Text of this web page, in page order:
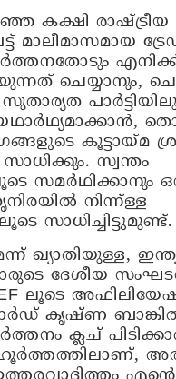
കക്ഷി രാഷ്ട്രീയ
മാലീമാസമായ
ചെയ്യാനും,
കൂട്ടായ്മ
സ്വന്തം
സമർഥിക്കാനും
നിന്ന്ള്ള
സാധിച്ചിട്ടുമുണ്ട്.
ഖ്യാതിയുള്ള,
ദേശീയ
ലൂടെ
കൃഷ്ണ
ക്ലച്